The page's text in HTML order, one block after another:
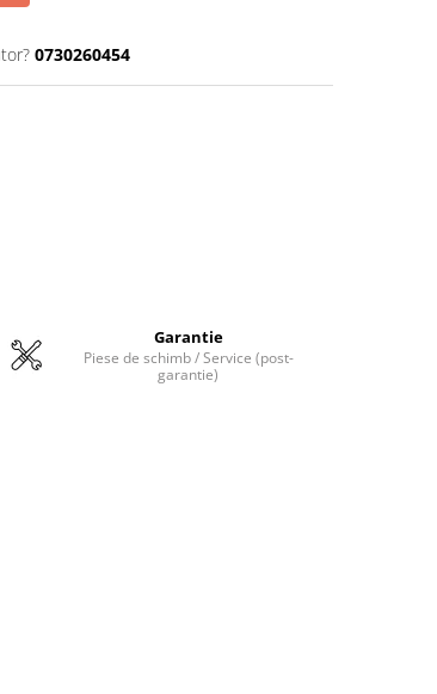
0730260454
Garantie
Piese de schimb / Service (post-
garantie)